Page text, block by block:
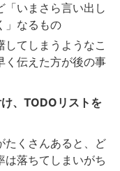
「いまさら言い出し
」なるもの
してしまうようなこ
く伝えた方が後の事
、TODOリストを
たくさんあると、ど
は落ちてしまいがち